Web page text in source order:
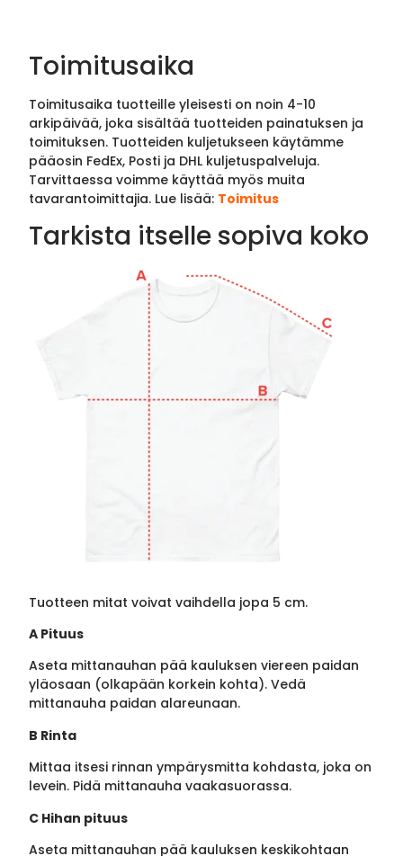
Toimitusaika
Toimitusaika tuotteille yleisesti on noin 4-10
arkipäivää, joka sisältää tuotteiden painatuksen ja
toimituksen. Tuotteiden kuljetukseen käytämme
pääosin FedEx, Posti ja DHL kuljetuspalveluja.
Tarvittaessa voimme käyttää myös muita
tavarantoimittajia. Lue lisää: Toimitus
Tarkista itselle sopiva koko
Tuotteen mitat voivat vaihdella jopa 5 cm.
A Pituus
Aseta mittanauhan pää kauluksen viereen paidan
yläosaan (olkapään korkein kohta). Vedä
mittanauha paidan alareunaan.
B Rinta
Mittaa itsesi rinnan ympärysmitta kohdasta, joka on
levein. Pidä mittanauha vaakasuorassa.
C Hihan pituus
Aseta mittanauhan pää kauluksen keskikohtaan